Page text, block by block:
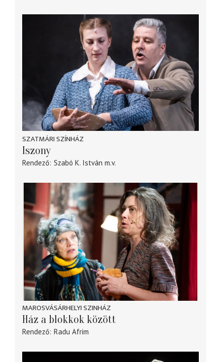
SZATMÁRI SZÍNHÁZ
Iszony
Rendező Szabó K. István m.v.
MAROSVÁSÁRHELYI SZINHÁZ
Ház a blokkok között
Rendező Radu Afrim